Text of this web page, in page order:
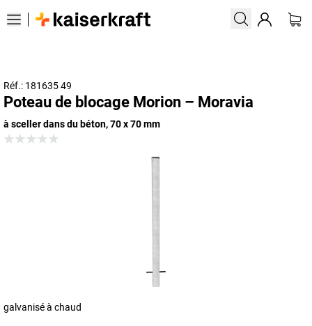
Réf.: 181635 49
Poteau de blocage Morion – Moravia
à sceller dans du béton, 70 x 70 mm
galvanisé à chaud